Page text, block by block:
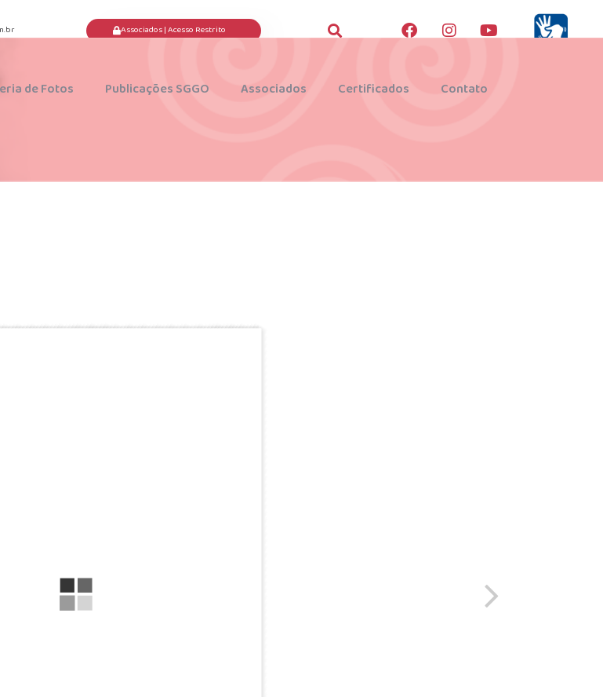
Associados | Acesso Restrito
de Fotos Publicações SGGO Associados Certificados Contato